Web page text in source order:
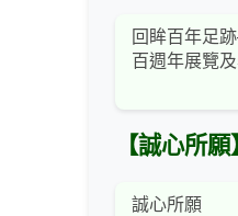
回眸百年足
百週年展覽
【誠心所願
誠心所願